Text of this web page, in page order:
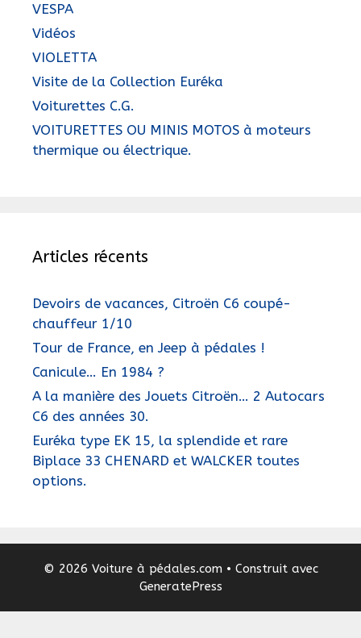
VESPA
Vidéos
VIOLETTA
Visite de la Collection Euréka
Voiturettes C.G.
VOITURETTES OU MINIS MOTOS à moteurs
thermique ou électrique.
Articles récents
Devoirs de vacances, Citroën C6 coupé-
chauffeur 1/10
Tour de France, en Jeep à pédales !
Canicule… En 1984 ?
A la manière des Jouets Citroën… 2 Autocars
C6 des années 30.
Euréka type EK 15, la splendide et rare
Biplace 33 CHENARD et WALCKER toutes
options.
© 2026 Voiture à pédales.com • Construit avec
GeneratePress